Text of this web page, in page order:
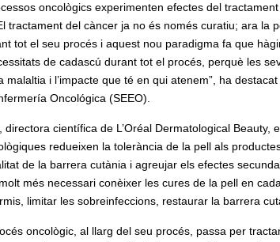
oncològics experimenten efectes del
tractament del càncer ja no és només curatiu; ara la
tot el seu procés i aquest nou paradigma fa que
de cadascú durant tot el procés, perquè les
malaltia i l’impacte que té en qui atenem”, ha
Oncológica (SEEO).
científica de L’Oréal Dermatological Beauty,
redueixen la tolerància de la pell als
de la barrera cutània i agreujar els efectes
més necessari conèixer les cures de la pell en
limitar les sobreinfeccions, restaurar la barrera
oncològic, al llarg del seu procés, passa per